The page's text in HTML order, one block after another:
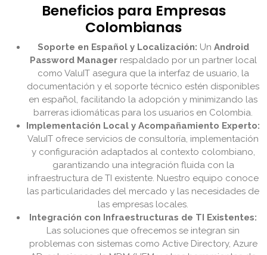
Beneficios para Empresas
Colombianas
Soporte en Español y Localización: Un Android
Password Managerrespaldado por un partner local
como ValuIT asegura que la interfaz de usuario, la
documentación y el soporte técnico estén disponibles
en español, facilitando la adopción y minimizando las
barreras idiomáticas para los usuarios en Colombia.
Implementación Local y Acompañamiento Experto:
ValuIT ofrece servicios de consultoría, implementación
y configuración adaptados al contexto colombiano,
garantizando una integración fluida con la
infraestructura de TI existente. Nuestro equipo conoce
las particularidades del mercado y las necesidades de
las empresas locales.
Integración con Infraestructuras de TI Existentes:
Las soluciones que ofrecemos se integran sin
problemas con sistemas como Active Directory, Azure